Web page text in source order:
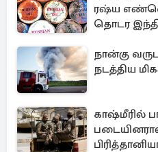
ரஷ்ய
தொடர
நான்கு
நடத்திய
காஷ்மீரில்